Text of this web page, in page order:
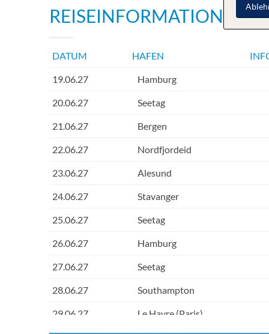
REISEINFORMATIONEN
DATUM HAFEN
19.06.27 Hamburg
20.06.27 Seetag
21.06.27 Bergen
22.06.27 Nordfjordeid
23.06.27 Alesund
24.06.27 Stavanger
25.06.27 Seetag
26.06.27 Hamburg
27.06.27 Seetag
28.06.27 Southampton
29.06.27 Le Havre (Paris)